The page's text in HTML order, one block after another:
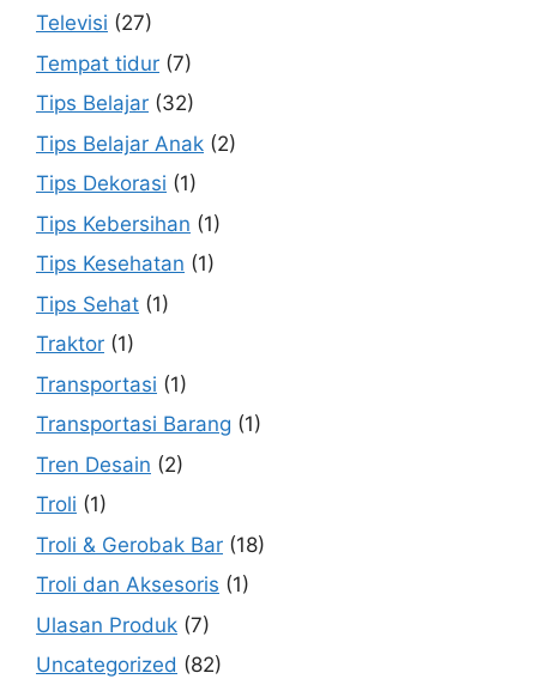
Televisi (27)
Tempat tidur (7)
Tips Belajar (32)
Tips Belajar Anak (2)
Tips Dekorasi (1)
Tips Kebersihan (1)
Tips Kesehatan (1)
Tips Sehat (1)
Traktor (1)
Transportasi (1)
Transportasi Barang (1)
Tren Desain (2)
Troli (1)
Troli & Gerobak Bar (18)
Troli dan Aksesoris (1)
Ulasan Produk (7)
Uncategorized (82)